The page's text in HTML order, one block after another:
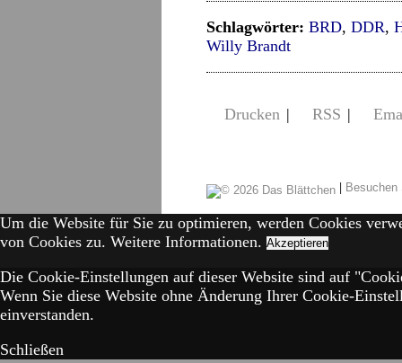
Schlagwörter: BRD, DDR,
Willy Brandt
Drucken | RSS |
|
Um die Website für Sie zu optimieren, werden Cookies
von Cookies zu. Weitere Informationen. Akzeptieren
Die Cookie-Einstellungen auf dieser Website sind auf
Wenn Sie diese Website ohne Änderung Ihrer Cookie-
einverstanden.
Schließen